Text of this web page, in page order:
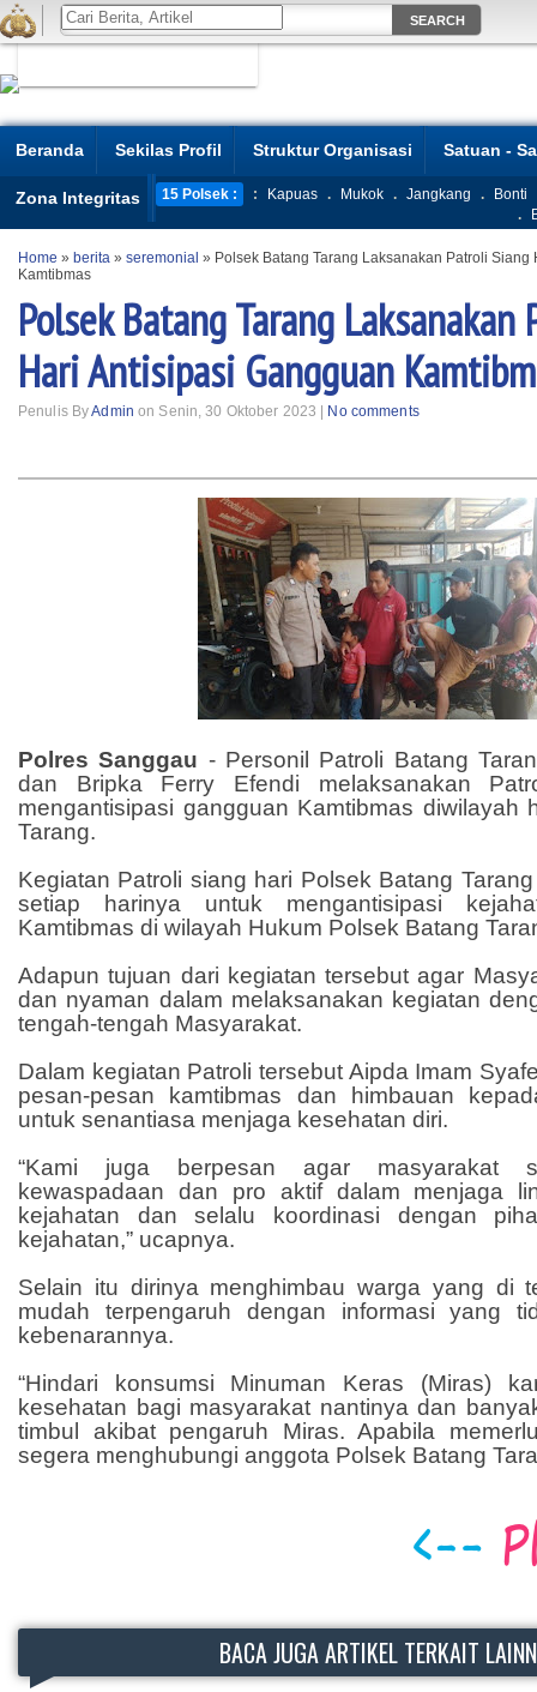
Beranda Sekilas Profil Struktur Organisasi Satuan -
Zona Integritas 15 Polsek : : Kapuas . Mukok . Jangkang .
Bonti
.
Home » berita » seremonial » Polsek Batang Tarang Laksanakan Patroli
Kamtibmas
Polsek Batang Tarang
Hari Antisipasi Gangguan
Penulis ByAdmin on Senin, 30 Oktober 2023 | No comments
Polres Sanggau - Personil Patroli Batang
dan Bripka Ferry Efendi melaksanakan
mengantisipasi gangguan Kamtibmas diwilayah
Tarang.
Kegiatan Patroli siang hari Polsek Batang
setiap harinya untuk mengantisipasi
Kamtibmas di wilayah Hukum Polsek Batang
Adapun tujuan dari kegiatan tersebut agar
dan nyaman dalam melaksanakan kegiatan
tengah-tengah Masyarakat.
Dalam kegiatan Patroli tersebut Aipda Imam
pesan-pesan kamtibmas dan himbauan
untuk senantiasa menjaga kesehatan diri.
“Kami juga berpesan agar masyarakat
kewaspadaan dan pro aktif dalam menjaga
kejahatan dan selalu koordinasi dengan
kejahatan,” ucapnya.
Selain itu dirinya menghimbau warga yang di
mudah terpengaruh dengan informasi yang
kebenarannya.
“Hindari konsumsi Minuman Keras (Miras)
kesehatan bagi masyarakat nantinya dan
timbul akibat pengaruh Miras. Apabila
segera menghubungi anggota Polsek Batang
BACA JUGA ARTIKEL TERKAIT